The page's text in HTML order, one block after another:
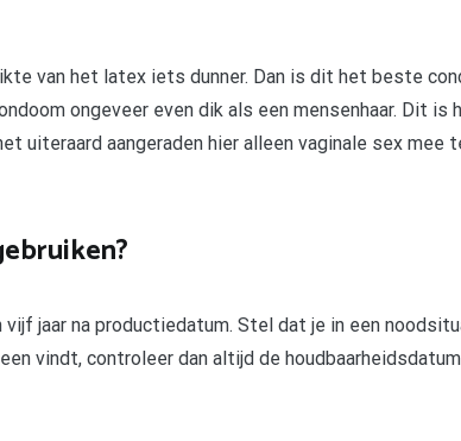
van het latex iets dunner. Dan is dit het beste
ongeveer even dik als een mensenhaar. Dit is
uiteraard aangeraden hier alleen vaginale sex mee
vijf jaar na productiedatum. Stel dat je in een
vindt, controleer dan altijd de houdbaarheidsdatum